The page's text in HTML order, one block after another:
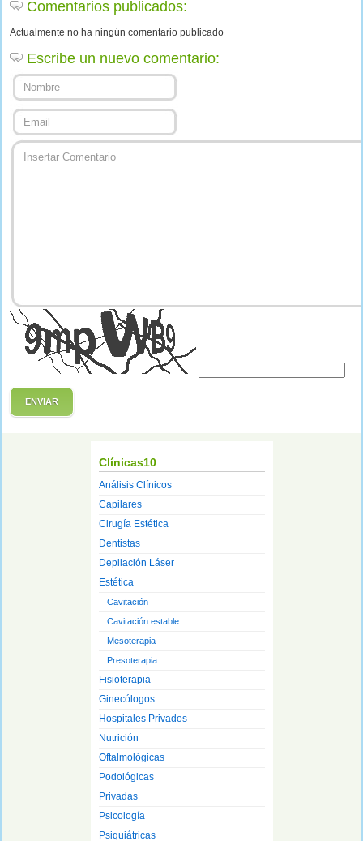
Comentarios publicados:
Actualmente no ha ningún comentario publicado
Escribe un nuevo comentario:
ENVIAR
Clínicas10
Análisis Clínicos
Capilares
Cirugía Estética
Dentistas
Depilación Láser
Estética
Cavitación
Cavitación estable
Mesoterapia
Presoterapia
Fisioterapia
Ginecólogos
Hospitales Privados
Nutrición
Oftalmológicas
Podológicas
Privadas
Psicología
Psiquiátricas